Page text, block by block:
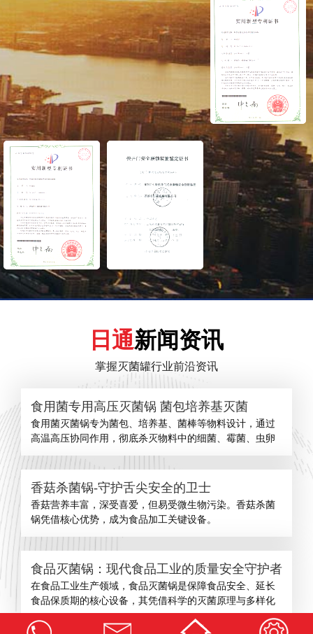
日通新闻资讯
掌握灭菌罐行业前沿资讯
食用菌专用高压灭菌锅 菌包培养基灭菌
食用菌灭菌锅专为菌包、培养基、菌棒等物料设计，通过
高温高压协同作用，彻底杀灭物料中的细菌、霉菌、虫卵
香菇杀菌锅-守护舌尖安全的卫士
​香菇营养丰富，深受喜爱，但易受微生物污染。香菇杀菌
锅凭借核心优势，成为食品加工关键设备。
食品灭菌锅：现代食品工业的质量安全守护者
在食品工业生产领域，食品灭菌锅是保障食品安全、延长
食品保质期的核心设备，其凭借科学的灭菌原理与多样化